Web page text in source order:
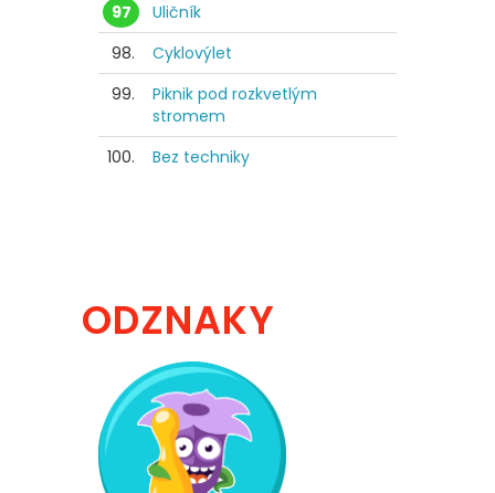
97
Uličník
98.
Cyklovýlet
99.
Piknik pod rozkvetlým
stromem
100.
Bez techniky
ODZNAKY